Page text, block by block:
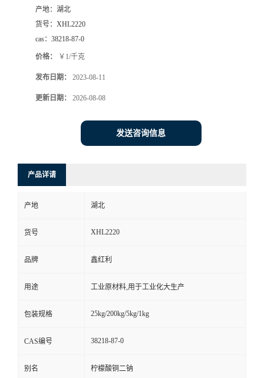
产地： 湖北
货号： XHL2220
cas： 38218-87-0
价格： ￥1/千克
发布日期： 2023-08-11
更新日期： 2026-08-08
发送咨询信息
产品详请
产地 湖北
货号 XHL2220
品牌 鑫红利
用途 工业原材料,用于工业化大生产
包装规格 25kg/200kg/5kg/1kg
CAS编号 38218-87-0
别名 柠檬酸铜二钠